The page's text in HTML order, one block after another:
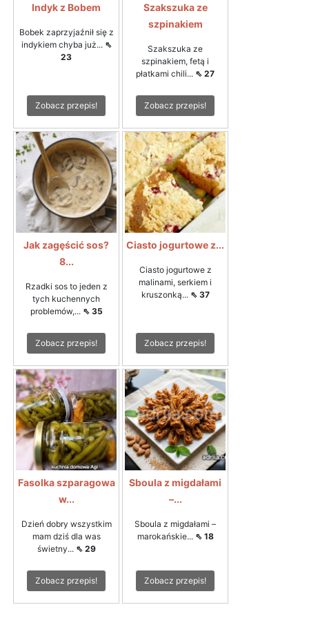
Indyk z Bobem
Bobek zaprzyjaźnił się z
indykiem chyba już... ⇖
23
Zobacz przepis!
Szakszuka ze
szpinakiem
Szakszuka ze
szpinakiem, fetą i
płatkami chili... ⇖ 27
Zobacz przepis!
Jak zagęścić sos?
8...
Rzadki sos to jeden z
tych kuchennych
problemów,... ⇖ 35
Zobacz przepis!
Ciasto jogurtowe z...
Ciasto jogurtowe z
malinami, serkiem i
kruszonką... ⇖ 37
Zobacz przepis!
Fasolka szparagowa
w...
Dzień dobry wszystkim
mam dziś dla was
świetny... ⇖ 29
Zobacz przepis!
Sboula z migdałami
–...
Sboula z migdałami –
marokańskie... ⇖ 18
Zobacz przepis!